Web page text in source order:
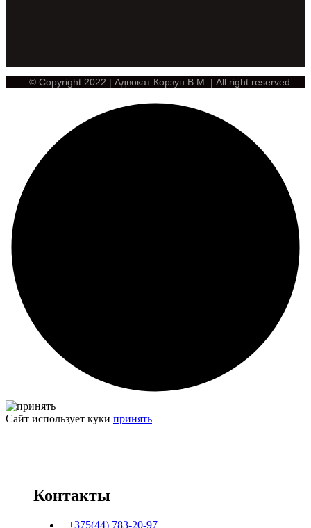
© Copyright 2022 | Адвокат Корзун В.М. | All right reserved.
Сайт использует куки принять
Контакты
+375(44) 783-20-97